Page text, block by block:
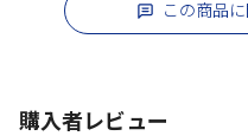
この商品
購入者レビュー